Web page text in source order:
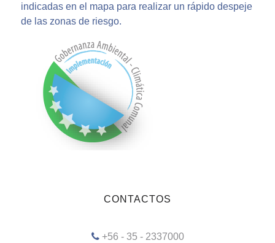
indicadas en el mapa para realizar un rápido despeje
de las zonas de riesgo.
CONTACTOS
+56 - 35 - 2337000